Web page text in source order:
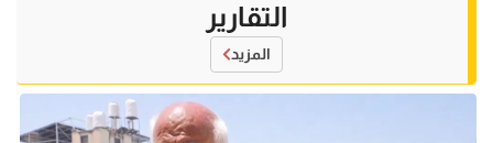
التقارير
المزيد